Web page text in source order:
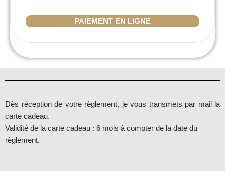
PAIEMENT EN LIGNE
Dès réception de votre règlement, je vous transmets par mail la
carte cadeau.
Validité de la carte cadeau : 6 mois à compter de la date du
règlement.